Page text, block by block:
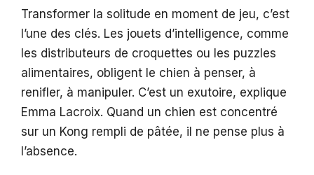
Transformer la solitude en moment de jeu, c’est
l’une des clés. Les jouets d’intelligence, comme
les distributeurs de croquettes ou les puzzles
alimentaires, obligent le chien à penser, à
renifler, à manipuler. C’est un exutoire, explique
Emma Lacroix. Quand un chien est concentré
sur un Kong rempli de pâtée, il ne pense plus à
l’absence.